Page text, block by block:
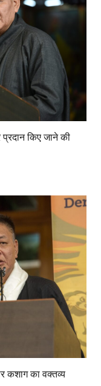
प्रदान किए जाने की
कशाग का वक्तव्य